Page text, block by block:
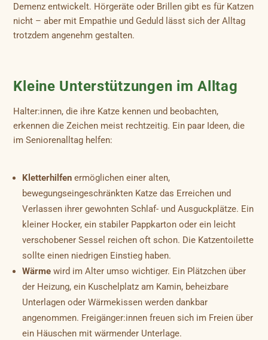
Demenz entwickelt. Hörgeräte oder Brillen gibt es für Katzen
nicht – aber mit Empathie und Geduld lässt sich der Alltag
trotzdem angenehm gestalten.
Kleine Unterstützungen im Alltag
Halter:innen, die ihre Katze kennen und beobachten,
erkennen die Zeichen meist rechtzeitig. Ein paar Ideen, die
im Seniorenalltag helfen:
Kletterhilfen ermöglichen einer alten,
bewegungseingeschränkten Katze das Erreichen und
Verlassen ihrer gewohnten Schlaf- und Ausguckplätze. Ein
kleiner Hocker, ein stabiler Pappkarton oder ein leicht
verschobener Sessel reichen oft schon. Die Katzentoilette
sollte einen niedrigen Einstieg haben.
Wärme wird im Alter umso wichtiger. Ein Plätzchen über
der Heizung, ein Kuschelplatz am Kamin, beheizbare
Unterlagen oder Wärmekissen werden dankbar
angenommen. Freigänger:innen freuen sich im Freien über
ein Häuschen mit wärmender Unterlage.